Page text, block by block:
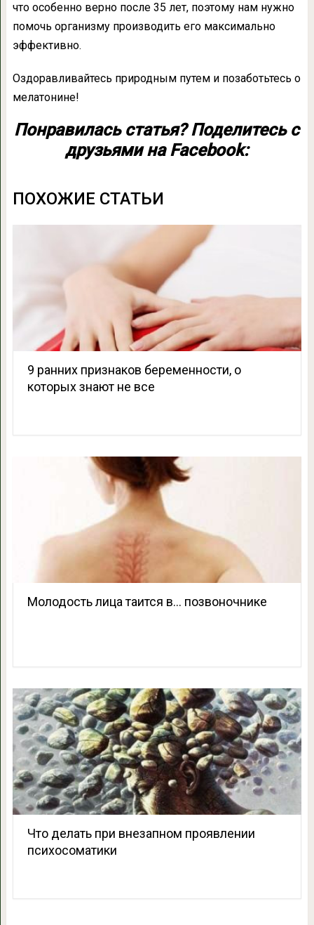
что особенно верно после 35 лет, поэтому нам нужно
помочь организму производить его максимально
эффективно.
Оздоравливайтесь природным путем и позаботьтесь о
мелатонине!
Понравилась статья? Поделитесь с
друзьями на Facebook:
ПОХОЖИЕ СТАТЬИ
9 ранних признаков беременности, о
которых знают не все
Молодость лица таится в… позвоночнике
Что делать при внезапном проявлении
психосоматики